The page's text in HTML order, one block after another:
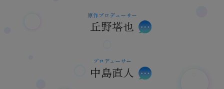
原作プロデューサー
丘野塔也
プロデューサー
中島直人